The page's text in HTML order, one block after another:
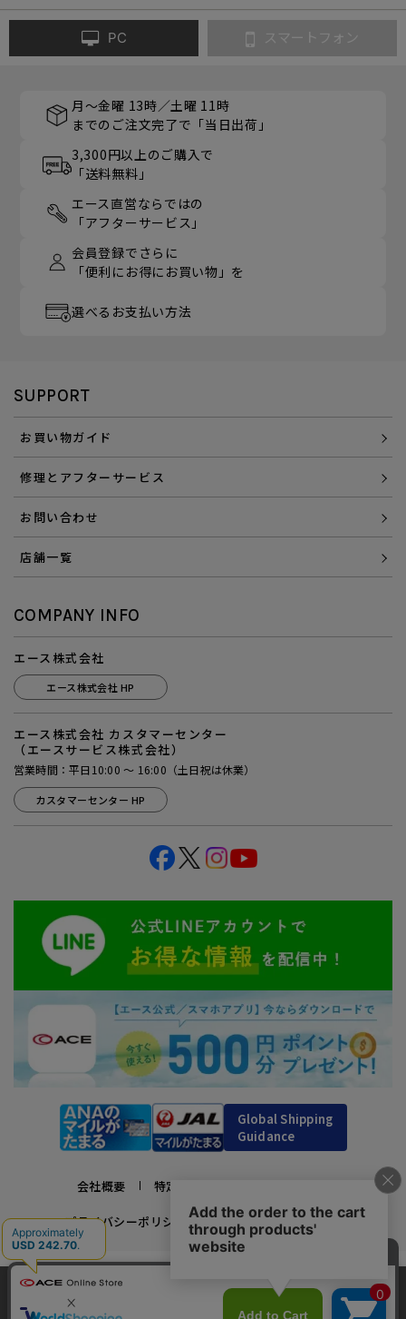
PC スマートフォン
月～金曜 13時／土曜 11時
までのご注文完了で「当日出荷」
3,300円以上のご購入で
「送料無料」
エース直営ならではの
「アフターサービス」
会員登録でさらに
「便利にお得にお買い物」を
選べるお支払い方法
SUPPORT
お買い物ガイド
修理とアフターサービス
お問い合わせ
店舗一覧
COMPANY INFO
エース株式会社
エース株式会社 HP
エース株式会社 カスタマーセンター
（エースサービス株式会社）
営業時間：平日10:00 ～ 16:00（土日祝は休業）
カスタマーセンター HP
Global Shipping
Guidance
会社概要 特定商取引法に基づく表示
プライバシーポリシー 利用規約 採用情報
かばんの総合メーカー、エース公式サイト
スーツケースビジネスバッグ直営店ならではの豊富なラインナップでご紹介！
当サイトでは、サイトの利便性向上のため、クッ
キー(Cookie)を使用しています。クッキーについ
承諾する